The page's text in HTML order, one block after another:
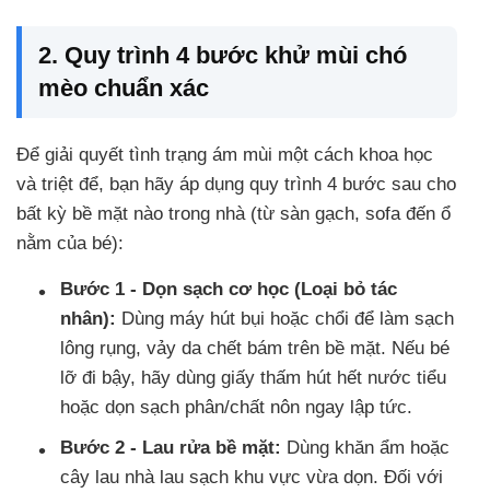
2. Quy trình 4 bước khử mùi chó
mèo chuẩn xác
Để giải quyết tình trạng ám mùi một cách khoa học
và triệt để, bạn hãy áp dụng quy trình 4 bước sau cho
bất kỳ bề mặt nào trong nhà (từ sàn gạch, sofa đến ổ
nằm của bé):
Bước 1 - Dọn sạch cơ học (Loại bỏ tác
nhân): Dùng máy hút bụi hoặc chổi để làm sạch
lông rụng, vảy da chết bám trên bề mặt. Nếu bé
lỡ đi bậy, hãy dùng giấy thấm hút hết nước tiểu
hoặc dọn sạch phân/chất nôn ngay lập tức.
Bước 2 - Lau rửa bề mặt: Dùng khăn ẩm hoặc
cây lau nhà lau sạch khu vực vừa dọn. Đối với